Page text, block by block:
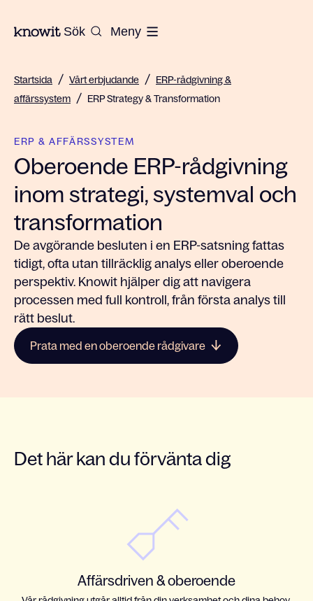
Till startsidan på Knowit
Sök Meny
Startsida / Vårt erbjudande / ERP-rådgivning &
affärssystem / ERP Strategy & Transformation
ERP & AFFÄRSSYSTEM
Oberoende ERP-rådgivning
inom strategi, systemval och
transformation
De avgörande besluten i en ERP-satsning fattas
tidigt, ofta utan tillräcklig analys eller oberoende
perspektiv. Knowit hjälper dig att navigera
processen med full kontroll, från första analys till
rätt beslut.
Prata med en oberoende rådgivare
Det här kan du förvänta dig
Affärsdriven & oberoende